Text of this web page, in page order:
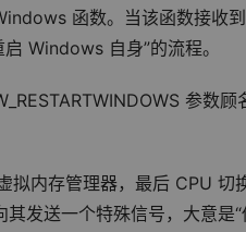
函数。当该函数接收到
Windows 自身”的流程。
参数顾
内存管理器，最后 CPU 切
发送一个特殊信号，大意是